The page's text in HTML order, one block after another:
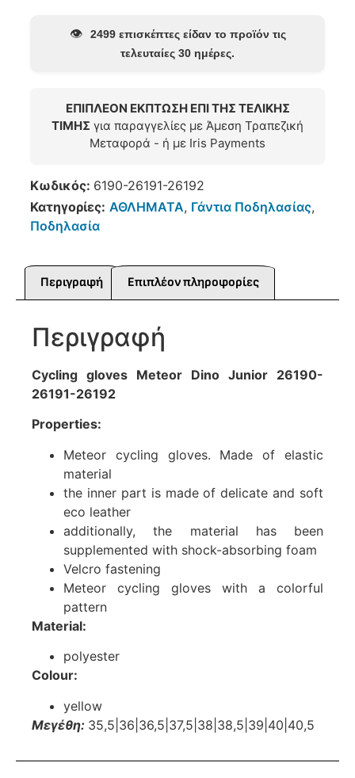
👁️
2499 επισκέπτες είδαν το προϊόν τις
τελευταίες 30 ημέρες.
ΕΠΙΠΛΕΟΝ ΕΚΠΤΩΣΗ ΕΠΙ ΤΗΣ ΤΕΛΙΚΗΣ
ΤΙΜΗΣ για παραγγελίες με Άμεση Τραπεζική
Μεταφορά - ή με Iris Payments
Κωδικός: 6190-26191-26192
Κατηγορίες: ΑΘΛΗΜΑΤΑ, Γάντια Ποδηλασίας,
Ποδηλασία
Περιγραφή Επιπλέον πληροφορίες
Περιγραφή
Cycling gloves Meteor Dino Junior 26190-
26191-26192
Properties:
Meteor cycling gloves. Made of elastic
material
the inner part is made of delicate and soft
eco leather
additionally, the material has been
supplemented with shock-absorbing foam
Velcro fastening
Meteor cycling gloves with a colorful
pattern
Material:
polyester
Colour:
yellow
Μεγέθη: 35,5|36|36,5|37,5|38|38,5|39|40|40,5